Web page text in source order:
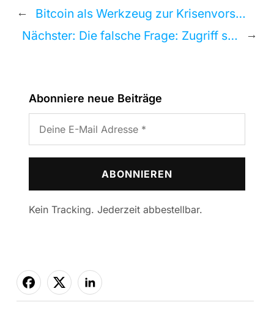
←
Bitcoin als Werkzeug zur Krisenvorsorge
Nächster: Die falsche Frage: Zugriff statt Systemausfall →
Abonniere neue Beiträge
Kein Tracking. Jederzeit abbestellbar.